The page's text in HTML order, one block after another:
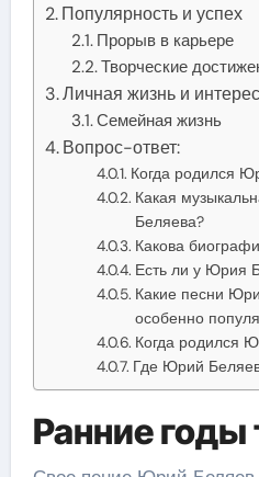
Популярность и успех
Прорыв в карьере
Творческие
Личная жизнь и
Семейная жизнь
Вопрос-ответ:
Когда родился
Какая
Беляева?
Какова
Есть ли у Юрия
Какие песни
особенно
Когда родился
Где Юрий
Ранние годы